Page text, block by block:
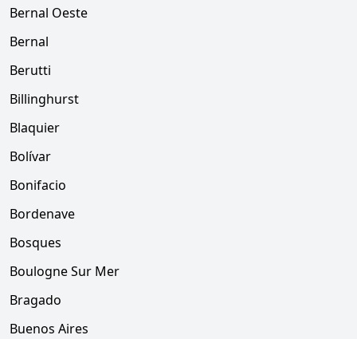
Bernal Oeste
Bernal
Berutti
Billinghurst
Blaquier
Bolívar
Bonifacio
Bordenave
Bosques
Boulogne Sur Mer
Bragado
Buenos Aires